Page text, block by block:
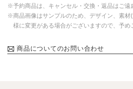
※予約商品は、キャンセル・交換・返品はご遠
※商品画像はサンプルのため、デザイン、素材
様に変更がある場合がございますので、予め
商品についてのお問い合わせ